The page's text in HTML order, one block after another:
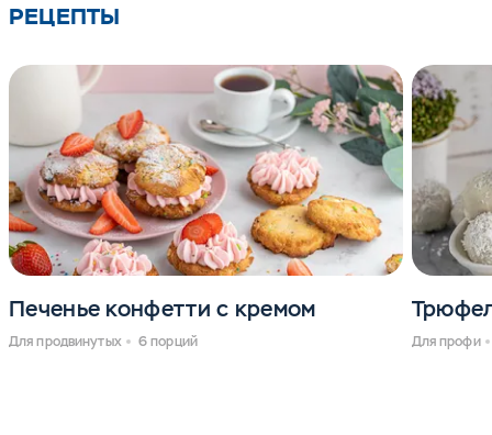
РЕЦЕПТЫ
Печенье конфетти с кремом
Для продвинутых 6 порций Для профи